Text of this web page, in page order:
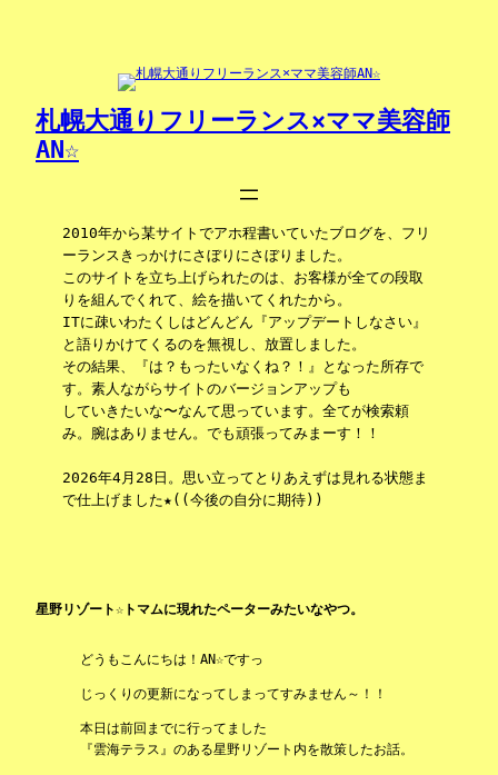
札幌大通りフリーランス×ママ美容師
AN☆
2010年から某サイトでアホ程書いていたブログを、フリ
ーランスきっかけにさぼりにさぼりました。
このサイトを立ち上げられたのは、お客様が全ての段取
りを組んでくれて、絵を描いてくれたから。
ITに疎いわたくしはどんどん『アップデートしなさい』
と語りかけてくるのを無視し、放置しました。
その結果、『は？もったいなくね？！』となった所存で
す。素人ながらサイトのバージョンアップも
していきたいな〜なんて思っています。全てが検索頼
み。腕はありません。でも頑張ってみまーす！！
2026年4月28日。思い立ってとりあえずは見れる状態ま
で仕上げました★((今後の自分に期待))
星野リゾート☆トマムに現れたペーターみたいなやつ。
どうもこんにちは！AN☆ですっ
じっくりの更新になってしまってすみません～！！
本日は前回までに行ってました
『雲海テラス』のある星野リゾート内を散策したお話。